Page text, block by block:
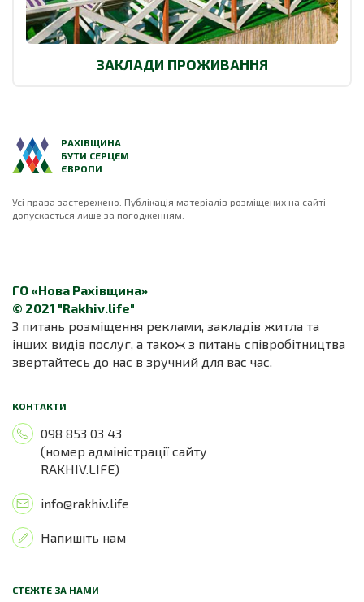
ЗАКЛАДИ ПРОЖИВАННЯ
РАХІВЩИНА
БУТИ СЕРЦЕМ
ЄВРОПИ
Усі права застережено. Публікація матеріалів розміщених на сайті
допускається лише за погодженням.
ГО «Нова Рахівщина»
© 2021 "Rakhiv.life"
З питань розміщення реклами, закладів житла та
інших видів послуг, а також з питань співробітництва
звертайтесь до нас в зручний для вас час.
КОНТАКТИ
098 853 03 43
(номер адміністрації сайту
RAKHIV.LIFE)
info@rakhiv.life
Напишіть нам
СТЕЖТЕ ЗА НАМИ